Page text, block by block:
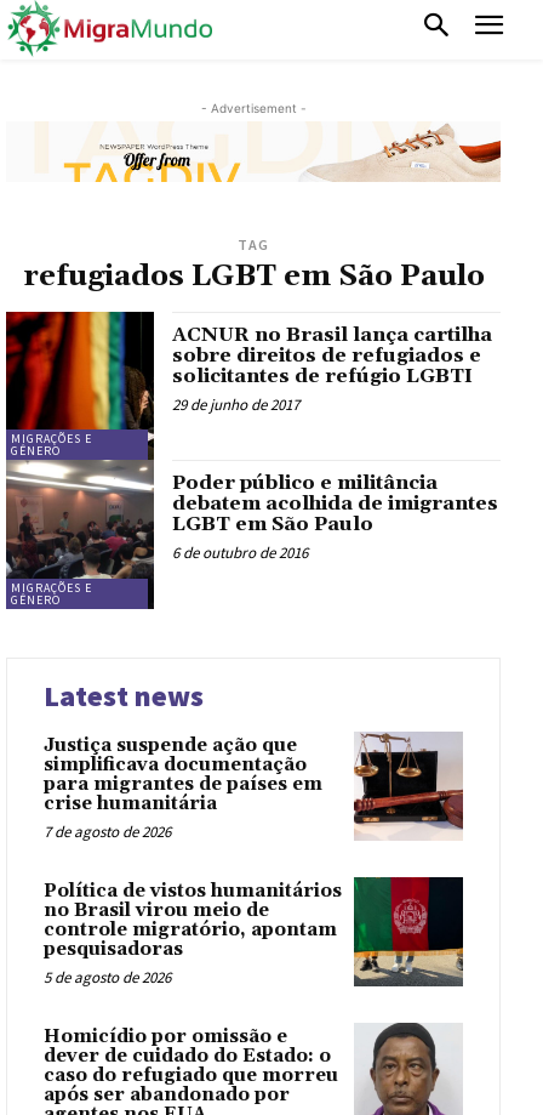
- Advertisement -
TAG
refugiados LGBT em São Paulo
MIGRAÇÕES E
GÊNERO
ACNUR no Brasil lança cartilha
sobre direitos de refugiados e
solicitantes de refúgio LGBTI
29 de junho de 2017
MIGRAÇÕES E
GÊNERO
Poder público e militância
debatem acolhida de imigrantes
LGBT em São Paulo
6 de outubro de 2016
Latest news
Justiça suspende ação que
simplificava documentação
para migrantes de países em
crise humanitária
7 de agosto de 2026
Política de vistos humanitários
no Brasil virou meio de
controle migratório, apontam
pesquisadoras
5 de agosto de 2026
Homicídio por omissão e
dever de cuidado do Estado: o
caso do refugiado que morreu
após ser abandonado por